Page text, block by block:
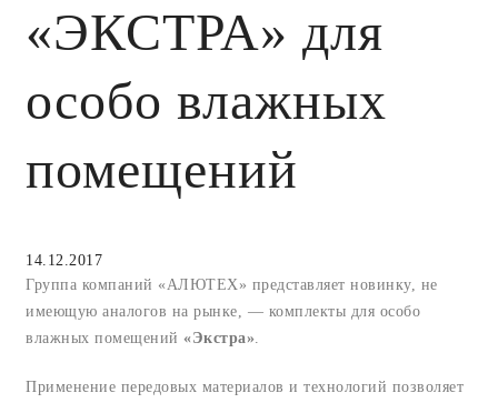
«ЭКСТРА» для
особо влажных
помещений
14.12.2017
Группа компаний «АЛЮТЕХ» представляет новинку, не
имеющую аналогов на рынке, — комплекты для особо
влажных помещений «Экстра»
Применение передовых материалов и технологий позволяет